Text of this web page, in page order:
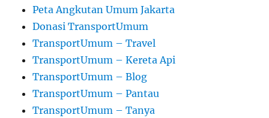
Peta Angkutan Umum Jakarta
Donasi TransportUmum
TransportUmum – Travel
TransportUmum – Kereta Api
TransportUmum – Blog
TransportUmum – Pantau
TransportUmum – Tanya